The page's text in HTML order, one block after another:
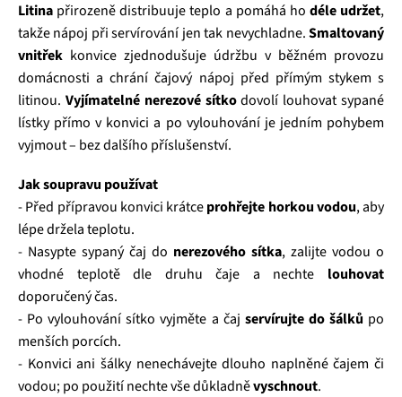
Litina přirozeně distribuuje teplo a pomáhá ho déle udržet,
takže nápoj při servírování jen tak nevychladne.Smaltovaný
vnitřek konvice zjednodušuje údržbu v běžném provozu
domácnosti a chrání čajový nápoj před přímým stykem s
litinou. Vyjímatelné nerezové sítkodovolí louhovat sypané
lístky přímo v konvici a po vylouhování je jedním pohybem
vyjmout – bez dalšího příslušenství.
Jak soupravu používat
- Před přípravou konvici krátceprohřejte horkou vodou, aby
lépe držela teplotu.
- Nasypte sypaný čaj do nerezového sítka, zalijte vodou o
vhodné teplotě dle druhu čaje a nechte louhovat
doporučený čas.
- Po vylouhování sítko vyjměte a čaj servírujte do šálků po
menších porcích.
- Konvici ani šálky nenechávejte dlouho naplněné čajem či
vodou; po použití nechte vše důkladněvyschnout.